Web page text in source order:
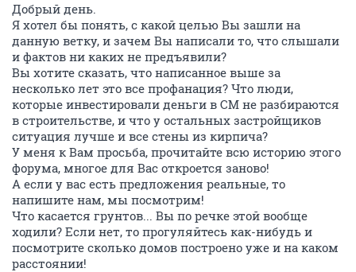
Добрый день.
Я хотел бы понять, с какой целью Вы зашли на
данную ветку, и зачем Вы написали то, что слышали
и фактов ни каких не предъявили?
Вы хотите сказать, что написанное выше за
несколько лет это все профанация? Что люди,
которые инвестировали деньги в СМ не разбираются
в строительстве, и что у остальных застройщиков
ситуация лучше и все стены из кирпича?
У меня к Вам просьба, прочитайте всю историю этого
форума, многое для Вас откроется заново!
А если у вас есть предложения реальные, то
напишите нам, мы посмотрим!
Что касается грунтов... Вы по речке этой вообще
ходили? Если нет, то прогуляйтесь как-нибудь и
посмотрите сколько домов построено уже и на каком
расстоянии!